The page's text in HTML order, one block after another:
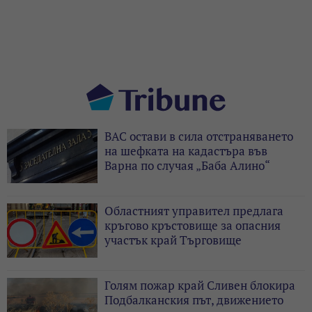
ВАС остави в сила отстраняването
на шефката на кадастъра във
Варна по случая „Баба Алино“
Областният управител предлага
кръгово кръстовище за опасния
участък край Търговище
Голям пожар край Сливен блокира
Подбалканския път, движението